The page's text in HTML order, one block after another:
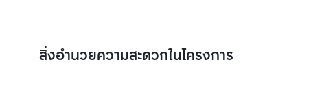
สิ่งอำนวยความสะดวกในโครงการ